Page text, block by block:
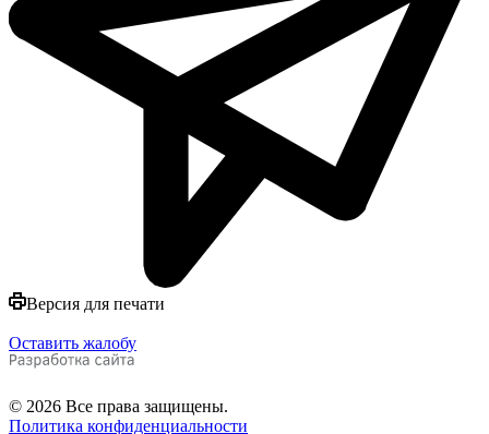
Версия для печати
Оставить жалобу
© 2026 Все права защищены.
Политика конфиденциальности